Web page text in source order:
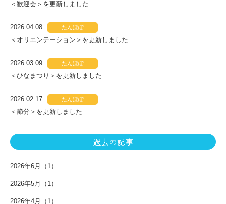
＜歓迎会＞を更新しました
2026.04.08 たんぽぽ
＜オリエンテーション＞を更新しました
2026.03.09 たんぽぽ
＜ひなまつり＞を更新しました
2026.02.17 たんぽぽ
＜節分＞を更新しました
過去の記事
2026年6月（1）
2026年5月（1）
2026年4月（1）